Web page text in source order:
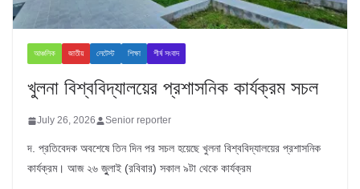
আঞ্চলিক জাতীয় লেটেস্ট শিক্ষা শীর্ষ সংবাদ
খুলনা বিশ্ববিদ্যালয়ের প্রশাসনিক কার্যক্রম সচল
July 26, 2026 Senior reporter
দ. প্রতিবেদক অবশেষে তিন দিন পর সচল হয়েছে খুলনা বিশ্ববিদ্যালয়ের প্রশাসনিক
কার্যক্রম। আজ ২৬ জুুলাই (রবিবার) সকাল ৯টা থেকে কার্যক্রম